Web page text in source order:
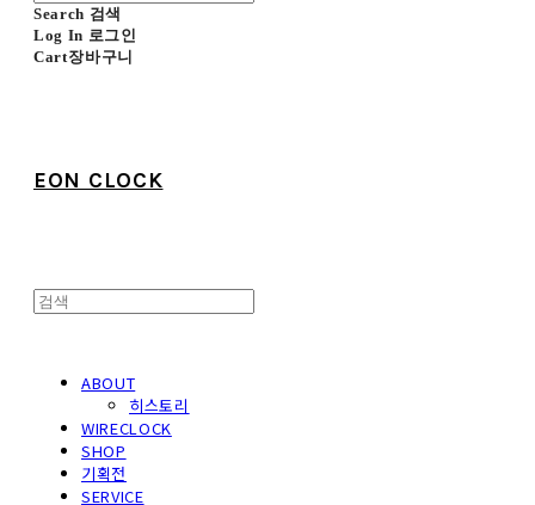
Search 검색
Log In 로그인
Cart장바구니
EON CLOCK
ABOUT
히스토리
WIRECLOCK
SHOP
기획전
SERVICE